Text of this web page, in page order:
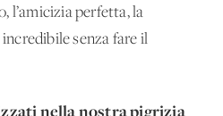
l’amicizia perfetta, la
senza fare il
nella nostra pigrizia